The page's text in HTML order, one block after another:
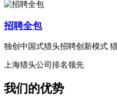
招聘全包
独创中国式猎头招聘创新模式
上海猎头公司排名领先
我们的优势